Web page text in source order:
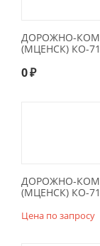
ДОРОЖНО-
(МЦЕНСК) КО-
0₽
ДОРОЖНО-
(МЦЕНСК) КО-
Цена по запросу